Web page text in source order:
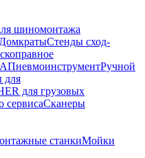
шиномонтажа
ДомкратыСтенды сход-
ПневмоинструментРучной
для
для грузовых
сервисаСканеры
станкиМойки